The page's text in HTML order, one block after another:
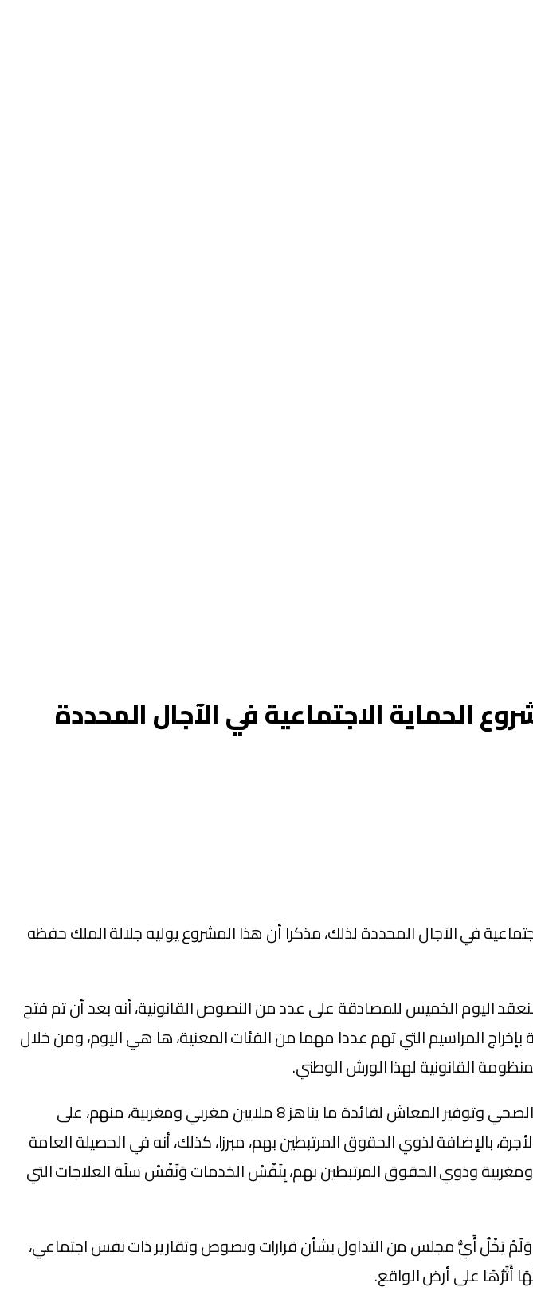
الحماية الاجتماعية في الآجال المحددة
في الآجال المحددة لذلك، مذكرا أن هذا المشروع يوليه جلالة الملك حفظه
اليوم الخميس للمصادقة على عدد من النصوص القانونية، أنه بعد أن تم فتح
بفضل إسراع الحكومة بإخراج المراسيم التي تهم عددا مهما من الفئات المعنية، ها هي اليوم، ومن خلال
القانونية لهذا الورش الوطني.
وأشار رئيس الحكومة، يضيف البلاغ، إلى أن مشاريع المراسيم الجديدة ستضمن التأمين الصحي وتوفير المعاش لفائدة ما يناهز 8 ملايين مغربي ومغربية، منهم، على
حرفي، و170 ألفا من سائقي سيارات الأجرة، بالإضافة لذوي الحقوق المرتبطين بهم، مبرزا، كذلك، أنه في الحصيلة العامة
التأمين والمعاش أمام ما يقرب من 11 مليون مغربي ومغربية وذوي الحقوق المرتبطين بهم، بِنَفْسْ الخدمات وَنَفْسْ سلَة العلاجات التي
أنه، إلى حدود اليوم، تم عقد 11 مجلسا حكوميا، وَلَمْ يَخْلُ أَيُّ مجلس من التداول بشأن قرارات ونصوص وتقارير ذات نفس اجتماعي،
أَثَرُهَا على أرض الواقع.